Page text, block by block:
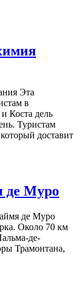
Эта
в
Коста дель
Туристам
доставит
де Муро
де Муро
Около 70 км
де-
Трамонтана,